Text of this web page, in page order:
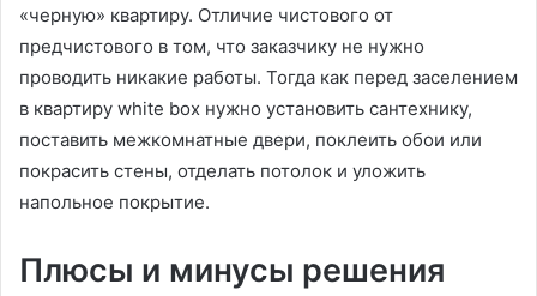
«черную» квартиру. Отличие чистового от
предчистового в том, что заказчику не нужно
проводить никакие работы. Тогда как перед заселением
в квартиру white box нужно установить сантехнику,
поставить межкомнатные двери, поклеить обои или
покрасить стены, отделать потолок и уложить
напольное покрытие.
Плюсы и минусы решения